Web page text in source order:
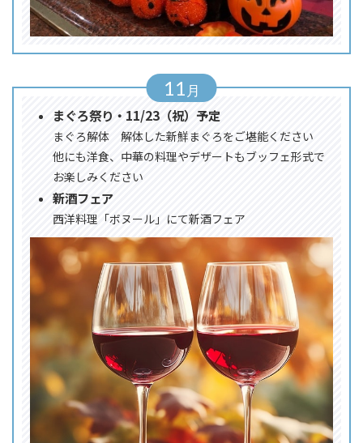
11
まぐろ祭り・11/23（祝）予定
まぐろ解体 解体した新鮮まぐろをご堪能ください
他にも洋食、中華の料理やデザートもブッフェ形式で
お楽しみください
新酒フェア
西洋料理「ボヌール」にて新酒フェア